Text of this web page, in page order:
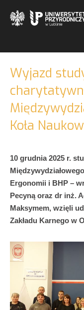
Wyjazd
Koła
10 grudnia 2025 r.
Ergonomii i BHP –
Pecyną oraz dr inż.
Maksymem, wzięli
Zakładu Karnego w